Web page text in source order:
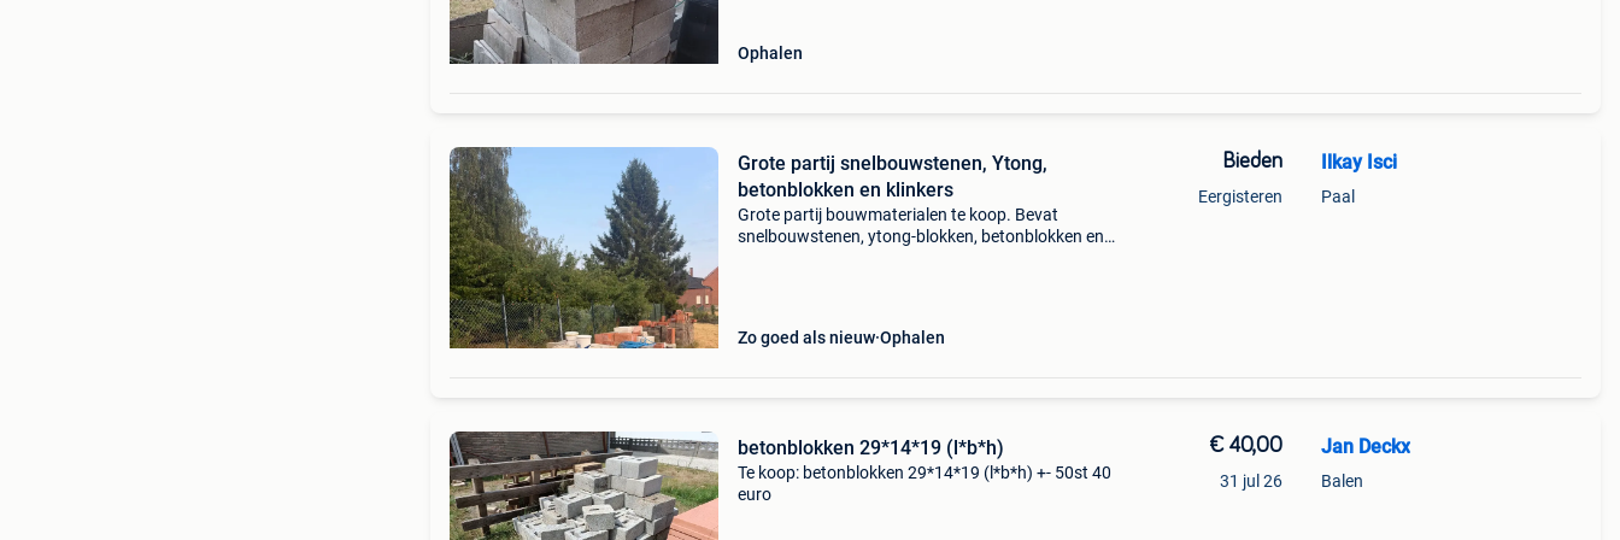
Ophalen
Grote partij snelbouwstenen, Ytong,
betonblokken en klinkers
Grote partij bouwmaterialen te koop. Bevat
snelbouwstenen, ytong-blokken, betonblokken en
Zo goed als nieuw Ophalen
Bieden
Eergisteren
Ilkay Isci
Paal
betonblokken 29*14*19 (l*b*h)
Te koop: betonblokken 29*14*19 (l*b*h) +- 50st 40
euro
€ 40,00
31 jul 26
Jan Deckx
Balen